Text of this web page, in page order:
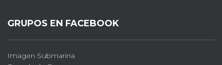
GRUPOS EN FACEBOOK
Imagen Submarina